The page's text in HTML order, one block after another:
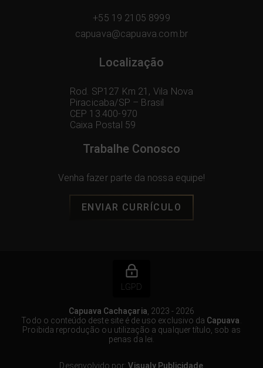
+55 19 2105 8999
capuava@capuava.com.br
Localização
Rod. SP127 Km 21, Vila Nova
Piracicaba/SP – Brasil
CEP 13.400-970
Caixa Postal 59
Trabalhe Conosco
Venha fazer parte da nossa equipe!
ENVIAR CURRÍCULO
LGPD
Capuava Cachaçaria, 2023 - 2026
Todo o conteúdo deste site é de uso exclusivo da Capuava.
Proibida reprodução ou utilização a qualquer título, sob as
penas da lei.
Desenvolvido por:Visualy Publicidade